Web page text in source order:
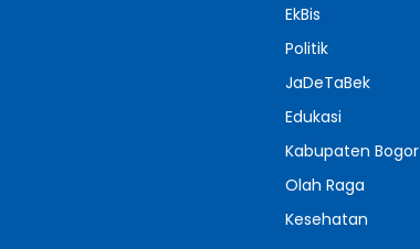
EkBis
Politik
JaDeTaBek
Edukasi
Kabupaten Bogor
Olah Raga
Kesehatan